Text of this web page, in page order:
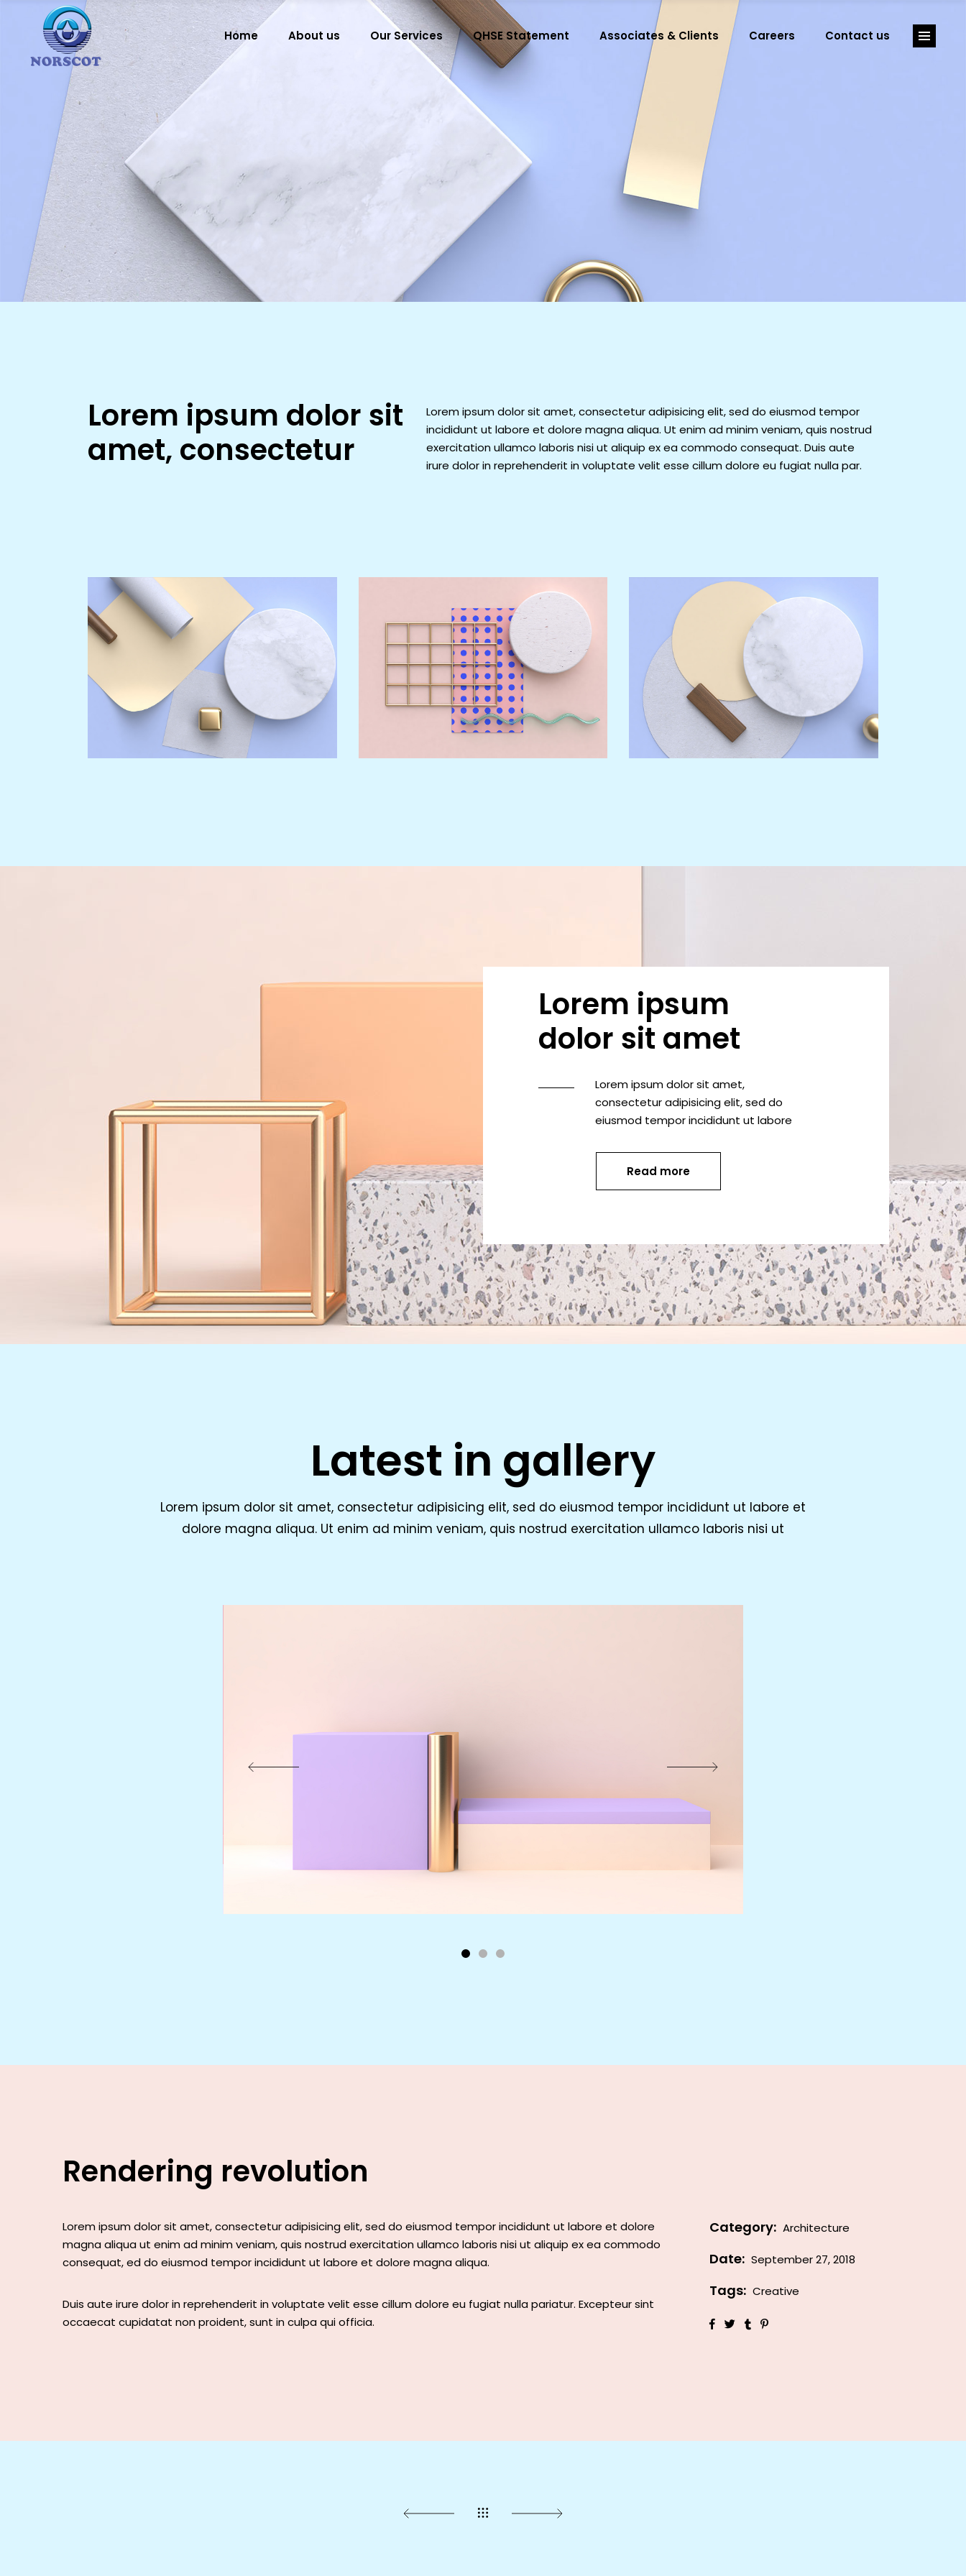
Home About us Our Services QHSE Statement Associates & Clients Careers Contact us
Lorem ipsum dolor sit
amet, consectetur
Lorem ipsum dolor sit amet, consectetur adipisicing elit, sed do eiusmod tempor
incididunt ut labore et dolore magna aliqua. Ut enim ad minim veniam, quis nostrud
exercitation ullamco laboris nisi ut aliquip ex ea commodo consequat. Duis aute
irure dolor in reprehenderit in voluptate velit esse cillum dolore eu fugiat nulla par.
Lorem ipsum
dolor sit amet
Lorem ipsum dolor sit amet,
consectetur adipisicing elit, sed do
eiusmod tempor incididunt ut labore
Read more
Latest in gallery
Lorem ipsum dolor sit amet, consectetur adipisicing elit, sed do eiusmod tempor incididunt ut labore et
dolore magna aliqua. Ut enim ad minim veniam, quis nostrud exercitation ullamco laboris nisi ut
Rendering revolution
Lorem ipsum dolor sit amet, consectetur adipisicing elit, sed do eiusmod tempor incididunt ut labore et dolore
magna aliqua ut enim ad minim veniam, quis nostrud exercitation ullamco laboris nisi ut aliquip ex ea commodo
consequat, ed do eiusmod tempor incididunt ut labore et dolore magna aliqua.
Duis aute irure dolor in reprehenderit in voluptate velit esse cillum dolore eu fugiat nulla pariatur. Excepteur sint
occaecat cupidatat non proident, sunt in culpa qui officia.
Category: Architecture
Date: September 27, 2018
Tags: Creative